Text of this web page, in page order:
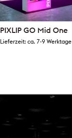
PIXLIP GO Mid One
Lieferzeit: ca. 7-9 Werktage